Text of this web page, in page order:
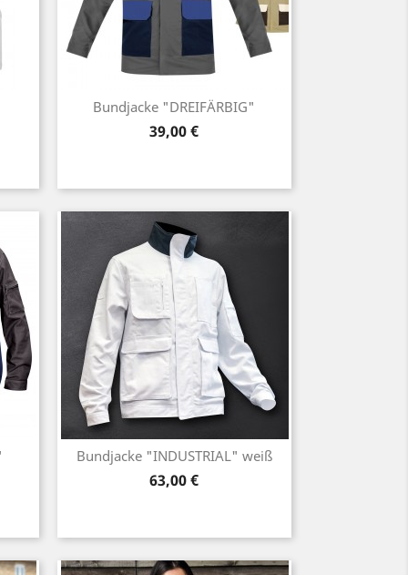
Bundjacke "DREIFÄRBIG"
Preis
39,00 €
Bundjacke "INDUSTRIAL" weiß
Preis
63,00 €